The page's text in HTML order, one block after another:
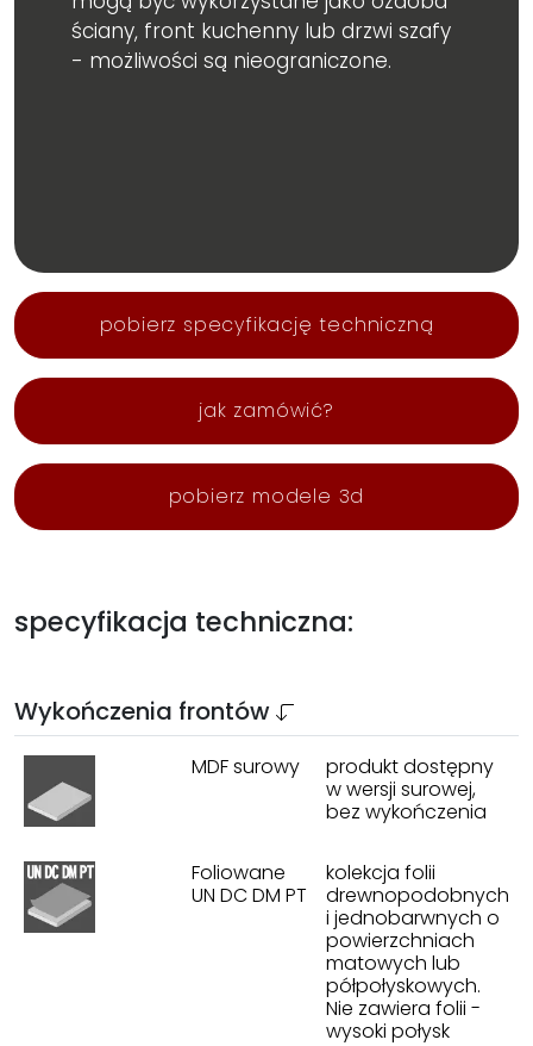
ściany, front kuchenny lub drzwi szafy
- możliwości są nieograniczone.
pobierz specyfikację techniczną
jak zamówić?
pobierz modele 3d
specyfikacja techniczna:
Wykończenia frontów
MDF surowy
produkt dostępny
w wersji surowej,
bez wykończenia
Foliowane
UN DC DM PT
kolekcja folii
drewnopodobnych
i jednobarwnych o
powierzchniach
matowych lub
półpołyskowych.
Nie zawiera folii -
wysoki połysk